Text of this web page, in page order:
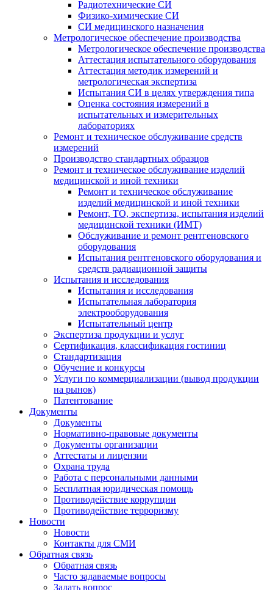
Радиотехнические СИ
Физико-химические СИ
СИ медицинского назначения
Метрологическое обеспечение производства
Метрологическое обеспечение производства
Аттестация испытательного оборудования
Аттестация методик измерений и
метрологическая экспертиза
Испытания СИ в целях утверждения типа
Оценка состояния измерений в
испытательных и измерительных
лабораториях
Ремонт и техническое обслуживание средств
измерений
Производство стандартных образцов
Ремонт и техническое обслуживание изделий
медицинской и иной техники
Ремонт и техническое обслуживание
изделий медицинской и иной техники
Ремонт, ТО, экспертиза, испытания изделий
медицинской техники (ИМТ)
Обслуживание и ремонт рентгеновского
оборудования
Испытания рентгеновского оборудования и
средств радиационной защиты
Испытания и исследования
Испытания и исследования
Испытательная лаборатория
электрооборудования
Испытательный центр
Экспертиза продукции и услуг
Сертификация, классификация гостиниц
Стандартизация
Обучение и конкурсы
Услуги по коммерциализации (вывод продукции
на рынок)
Патентование
Документы
Документы
Нормативно-правовые документы
Документы организации
Аттестаты и лицензии
Охрана труда
Работа с персональными данными
Бесплатная юридическая помощь
Противодействие коррупции
Противодействие терроризму
Новости
Новости
Контакты для СМИ
Обратная связь
Обратная связь
Часто задаваемые вопросы
Задать вопрос